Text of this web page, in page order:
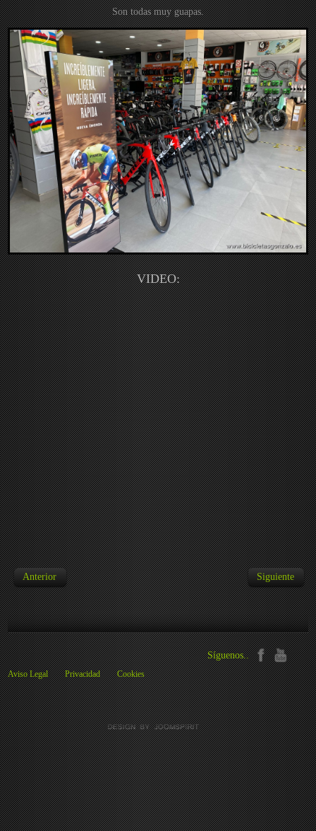
Son todas muy guapas.
VIDEO:
Anterior Siguiente
Síguenos..
Aviso Legal Privacidad Cookies